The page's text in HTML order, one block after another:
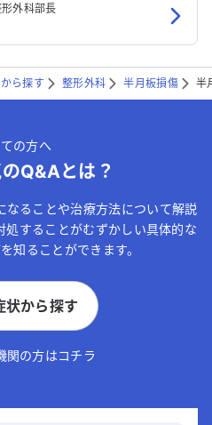
外科部長
ら探す 整形外科 半月板損傷 半
の方へ
Q&Aとは？
ることや治療方法について解説
処することがむずかしい具体的な
知ることができます。
状から探す
関の方はコチラ